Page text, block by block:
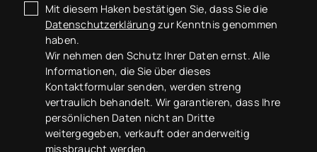
Mit diesem Haken bestätigen Sie, dass Sie die
Datenschutzerklärung zur Kenntnis genommen
haben.
Wir nehmen den Schutz Ihrer Daten ernst. Alle
Informationen, die Sie über dieses
Kontaktformular senden, werden streng
vertraulich behandelt. Wir garantieren, dass Ihre
persönlichen Daten nicht an Dritte
weitergegeben, verkauft oder anderweitig
missbraucht werden.